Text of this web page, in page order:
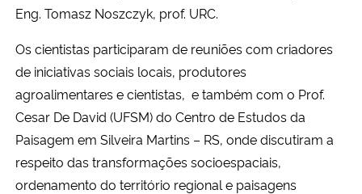
Ministério da Mulher, da Família e dos Direitos Humanos
Secretaria-Geral
Secretaria de Governo
Eng. Tomasz Noszczyk, prof. URC.
Os cientistas participaram de reuniões com criadores
de iniciativas sociais locais, produtores
agroalimentares e cientistas, e também com o Prof.
Cesar De David (UFSM) do Centro de Estudos da
Paisagem em Silveira Martins – RS, onde discutiram a
respeito das transformações socioespaciais,
ordenamento do território regional e paisagens